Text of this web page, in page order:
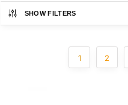
SHOW FILTERS
1 2